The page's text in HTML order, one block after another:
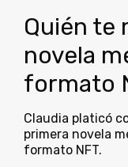
Quién te
novela
formato
Claudia platicó
primera novela
formato NFT.